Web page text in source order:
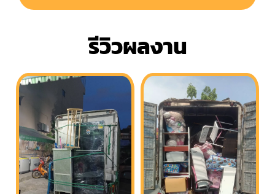
รีวิวผลงาน